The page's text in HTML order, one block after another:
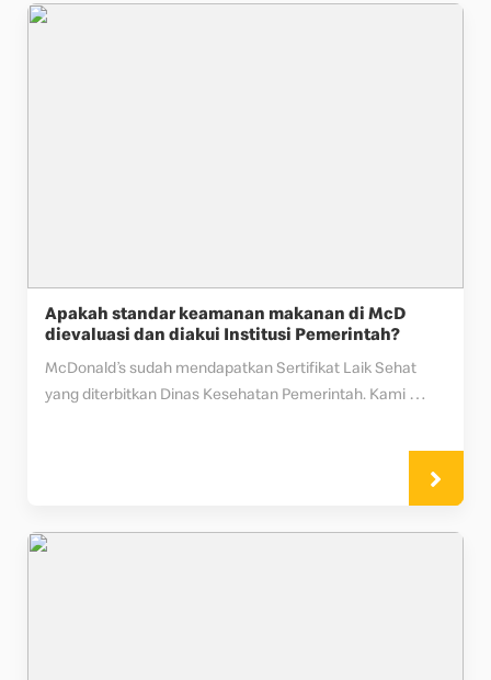
Apakah standar keamanan makanan di McD
dievaluasi dan diakui Institusi Pemerintah?
McDonald’s sudah mendapatkan Sertifikat Laik Sehat
yang diterbitkan Dinas Kesehatan Pemerintah. Kami